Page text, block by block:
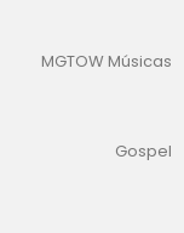
MGTOW Músicas
Gospel